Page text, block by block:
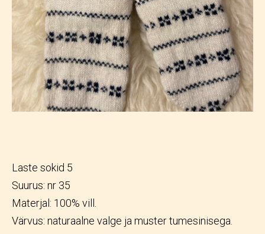
Laste sokid 5
Suurus: nr 35
Materjal: 100% vill.
Värvus: naturaalne valge ja muster tumesinisega.